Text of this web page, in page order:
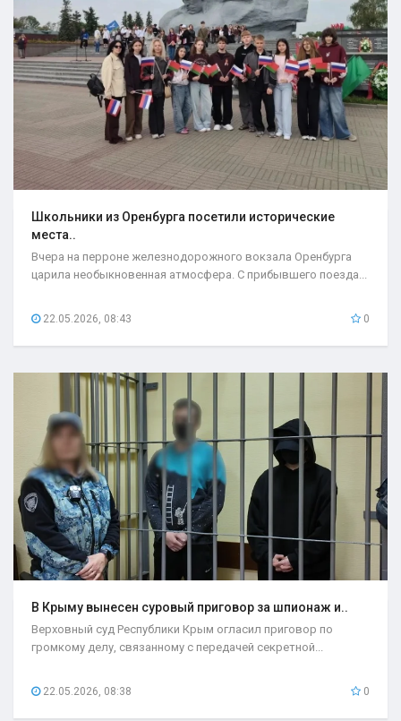
Школьники из Оренбурга посетили исторические
места..
Вчера на перроне железнодорожного вокзала Оренбурга
царила необыкновенная атмосфера. С прибывшего поезда...
22.05.2026, 08:43 0
В Крыму вынесен суровый приговор за шпионаж и..
Верховный суд Республики Крым огласил приговор по
громкому делу, связанному с передачей секретной...
22.05.2026, 08:38 0